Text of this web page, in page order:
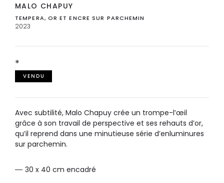
MALO CHAPUY
TEMPERA, OR ET ENCRE SUR PARCHEMIN
2023
*
VENDU
Avec subtilité, Malo Chapuy crée un trompe-l’œil
grâce à son travail de perspective et ses rehauts d’or,
qu’il reprend dans une minutieuse série d’enluminures
sur parchemin.
30 x 40 cm encadré